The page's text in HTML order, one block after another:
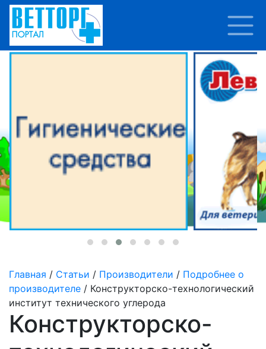
Главная / Статьи / Производители / Подробнее о
производителе / Конструкторско-технологический
институт технического углерода
Конструкторско-